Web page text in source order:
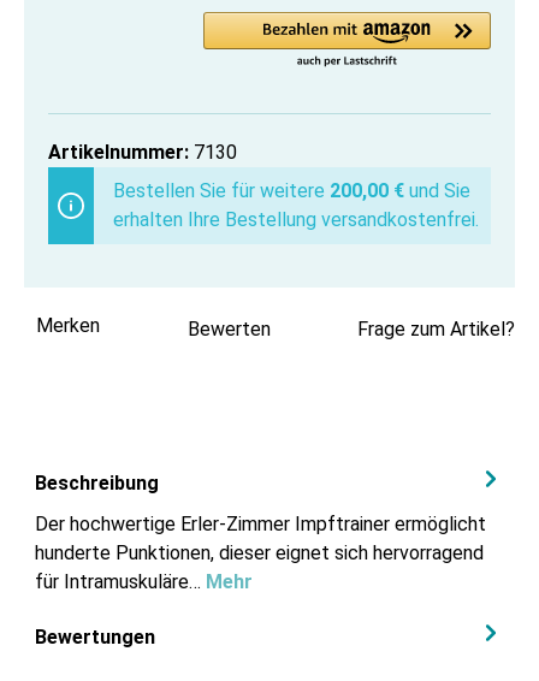
Artikelnummer: 7130
Bestellen Sie für weitere 200,00 € und Sie
erhalten Ihre Bestellung versandkostenfrei.
Merken Bewerten Frage zum Artikel?
Beschreibung
Der hochwertige Erler-Zimmer Impftrainer ermöglicht
hunderte Punktionen, dieser eignet sich hervorragend
für Intramuskuläre… Mehr
Bewertungen